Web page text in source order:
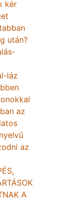
kér
után?
láz
az
az
A